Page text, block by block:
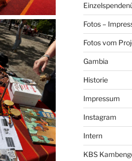
Fotos –
Fotos vom
Gambia
Historie
Impressum
Instagram
Intern
KBS